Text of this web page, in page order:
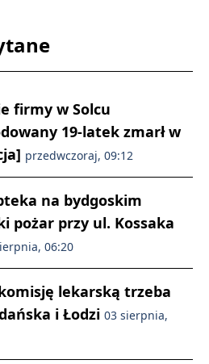
firmy w Solcu
19-latek zmarł w
przedwczoraj, 09:12
na bydgoskim
pożar przy ul. Kossaka
06:20
lekarską trzeba
i Łodzi 03 sierpnia,